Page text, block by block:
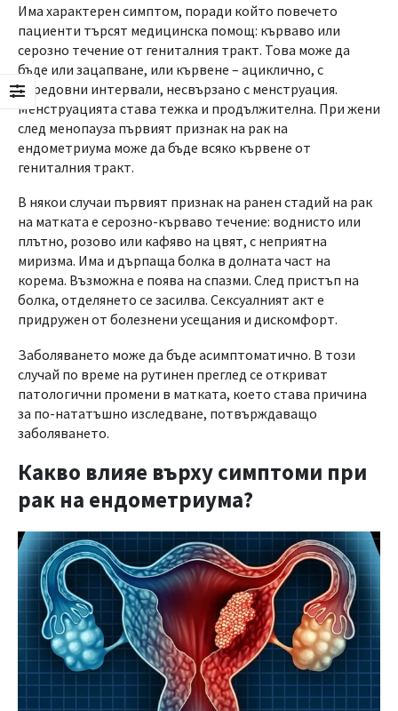
Има характерен симптом, поради който повечето
пациенти търсят медицинска помощ: кърваво или
серозно течение от гениталния тракт. Това може да
бъде или зацапване, или кървене – ациклично, с
нередовни интервали, несвързано с менструация.
Менструацията става тежка и продължителна. При жени
след менопауза първият признак на рак на
ендометриума може да бъде всяко кървене от
гениталния тракт.
В някои случаи първият признак на ранен стадий на рак
на матката е серозно-кърваво течение: воднисто или
плътно, розово или кафяво на цвят, с неприятна
миризма. Има и дърпаща болка в долната част на
корема. Възможна е поява на спазми. След пристъп на
болка, отделянето се засилва. Сексуалният акт е
придружен от болезнени усещания и дискомфорт.
Заболяването може да бъде асимптоматично. В този
случай по време на рутинен преглед се откриват
патологични промени в матката, което става причина
за по-нататъшно изследване, потвърждаващо
заболяването.
Какво влияе върху симптоми при
рак на ендометриума?